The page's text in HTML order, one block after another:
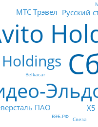
X5
ПАО
Русский
МТС Трэвел
Belkacar
ВЭБ.РФ Свеза